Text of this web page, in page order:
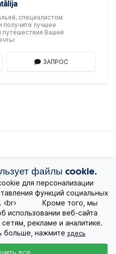
специалистом
получите лучшее
Вашей
ЗАПРОС
файлы cookie.
для персонализации
функций социальных
<br> Кроме того, мы
веб-сайта
рекламе и аналитике.
больше, нажмите здесь